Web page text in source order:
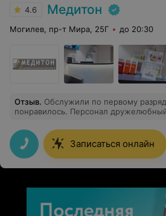
4.6 Медитон
Могилев, пр-т Мира, 25Г до 20:30
Отзыв. Обслужили по первому
понравилось. Персонал
Аркадьевичу, профессионал своего
все вопросы.
Записаться онлайн